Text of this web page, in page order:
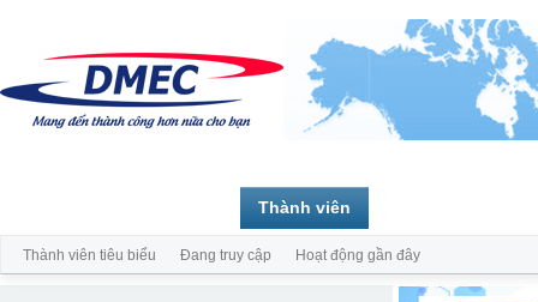
Thành viên
Thành viên tiêu biểu Đang truy cập Hoạt động gần đây